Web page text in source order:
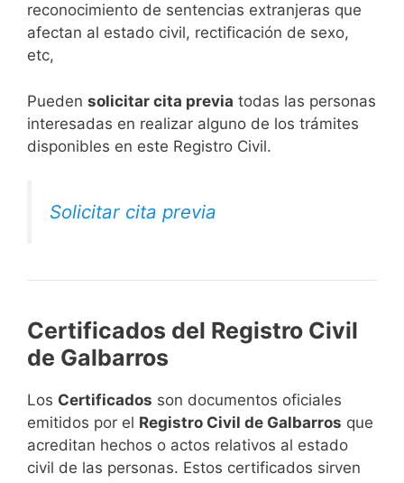
reconocimiento de sentencias extranjeras que
afectan al estado civil, rectificación de sexo,
etc,
​Pueden solicitar cita previa todas las personas
interesadas en realizar alguno de los trámites
disponibles en este Registro Civil.​
Solicitar cita previa
Certificados del Registro Civil
de Galbarros
Los Certificados son documentos oficiales
emitidos por el Registro Civil de Galbarros que
acreditan hechos o actos relativos al estado
civil de las personas. Estos certificados sirven